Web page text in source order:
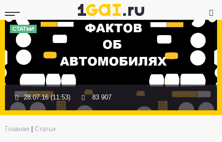
СТАТЬИ
28.07.16 (11:53) 83 907
Главная Статьи